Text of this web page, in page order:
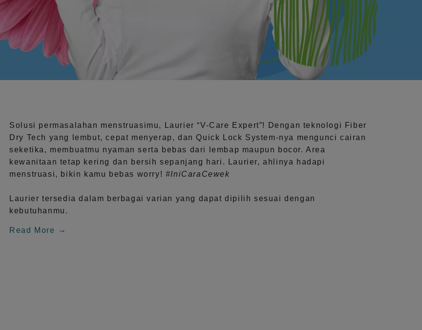
Solusi permasalahan menstruasimu, Laurier“V-Care Expert”! Dengan teknologi
Fiber
Dry Tech yang lembut, cepat menyerap, dan Quick Lock System-nya mengunci cairan
seketika, membuatmu nyaman serta bebas dari lembap maupun bocor. Area
kewanitaan tetap kering dan bersih sepanjang hari.
Laurier, ahlinya hadapi
menstruasi, bikin kamu bebas worry! #IniCaraCewek
Laurier tersedia dalam berbagai varian yang dapat dipilih sesuai dengan
kebutuhanmu.
Read More